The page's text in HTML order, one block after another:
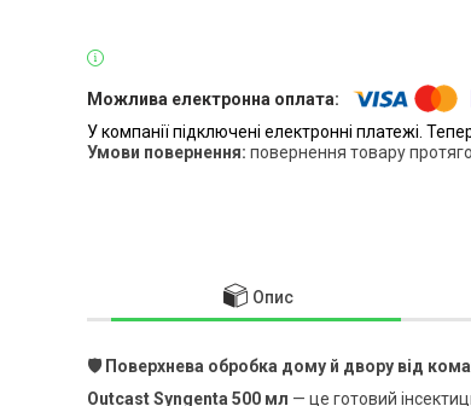
У компанії підключені електронні платежі.
повернення товару
Опис
🛡️ Поверхнева обробка дому й двору від
Outcast Syngenta 500 мл — це готовий